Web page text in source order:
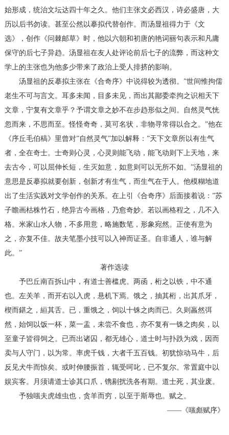
始形成，统治文坛达四十年之久。他们主张文必西汉，诗必盛唐，大
历以后书勿读。甚至公然以摹拟代替创作。而汤显祖得力于《文
选》，创作《问棘邮草》时，他以六朝和初唐的艳词丽句表示和凡庸
保守的后七子异趋。汤显祖在友人处评论前后七子的流弊，而这种文
学上的主张也为他多少带来了政治上受人排挤的影响。
汤显祖的反摹拟主张在《合奇序》中说得较为透彻。”世间惟拘儒
老生不可与言文。耳多未闻，目多未见，而出其鄙委牵拘之识相天下
文章，宁复有文章乎？予谓文章之妙不在步趋形似之间。自然灵气恍
忽而来，不思而至。怪怪奇奇，莫可名状，非物寻常得以合之。”他在
《序丘毛伯稿》里曾对”自然灵气”加以解释：”天下文章所以有生气
者，全在奇士。士奇则心灵，心灵则能飞动，能飞动则下上天地，来
去古今，可以屈伸长短，生灭如意，如意则可以无所不如。”汤显祖的
意思是反摹拟就要创新，创新才有生气，而生气在于人。他模糊地道
出了生活实践对文学创作的关系。在上引《合奇序》后面接着说：”苏
子瞻画枯株竹石，绝异古今画格，乃愈奇妙。若以画格程之，几不入
格。米家山水人物，不多用意，略施数笔，形象宛然。正使有意为
之，亦复不佳。故夫笔墨小技可以入神而证圣。自非通人，谁与解
此。”
著作选读
予巴丘南百拆山中，有道士善槛虎。两函，桁之以铁，中不通
也。左关羊，而开右以入虎，悬机下焉。饿之，抽其桁，出其爪牙，
楔而鍖之，絙其舌。已，重饿之，饲以十铢之肉而已。久则羸然弭
然，始饲以饭一杯，菜一盂，未尝不食也，亦不复有一铢之肉矣，以
至童子皆得饲之。已而出诸囚，都无雄心，道士时与扑跌为戏，因而
卖与人守门，以为常。率虎千钱，大者千五百钱。初犹惊动马牛，后
反见犬牛而惊矣。或时伸腰振首，辄受呵叱，已不复尔。常置庭中以
娱宾客。月须请道士诊其口爪，镌剔扰洗各有期。道士死，其业废。
予独嗤夫虎雄虫也，贪羊而穷，以至于斯辱也。赋之。
——《嗤彪赋序》